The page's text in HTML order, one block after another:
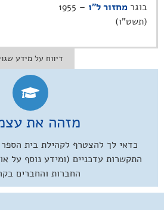
בוגר מחזור ל"ו
– 1955
(תשט"ו)
דיווח על מידע
מזהה את
כדאי לך להצטרף לקהילת בית
התקשרות עדכניים (ומידע נוסף על
החברות והחברים